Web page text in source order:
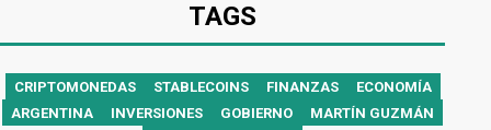
TAGS
CRIPTOMONEDAS STABLECOINS FINANZAS
ECONOMÍA
ARGENTINA
INVERSIONES GOBIERNO
MARTÍN GUZMÁN